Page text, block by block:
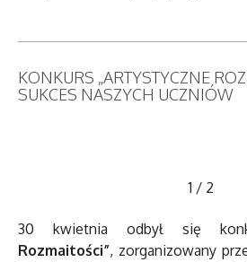
KONKURS „ARTYSTYCZNE
SUKCES NASZYCH UCZNIÓW
1 / 2
30 kwietnia odbył się
Rozmaitości”, zorganizowany